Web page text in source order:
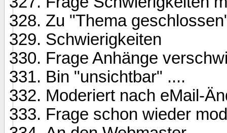
Zu "Thema
Schwierigkeiten
Frage Anhänge
Bin "unsichtbar" ....
Moderiert nach eMail-
Frage schon wieder